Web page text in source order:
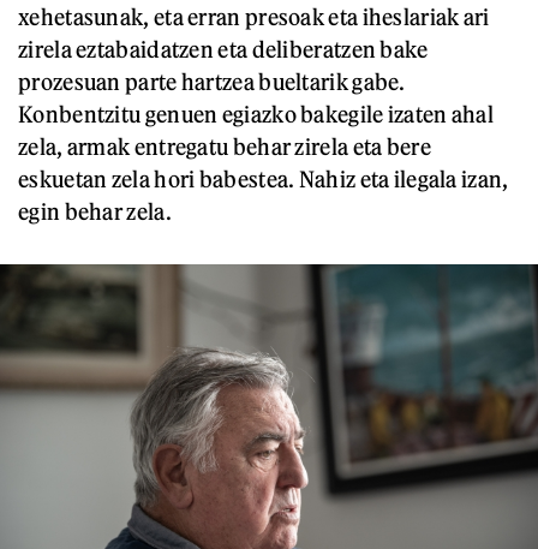
xehetasunak, eta erran presoak eta iheslariak ari
zirela eztabaidatzen eta deliberatzen bake
prozesuan parte hartzea bueltarik gabe.
Konbentzitu genuen egiazko bakegile izaten ahal
zela, armak entregatu behar zirela eta bere
eskuetan zela hori babestea. Nahiz eta ilegala izan,
egin behar zela.